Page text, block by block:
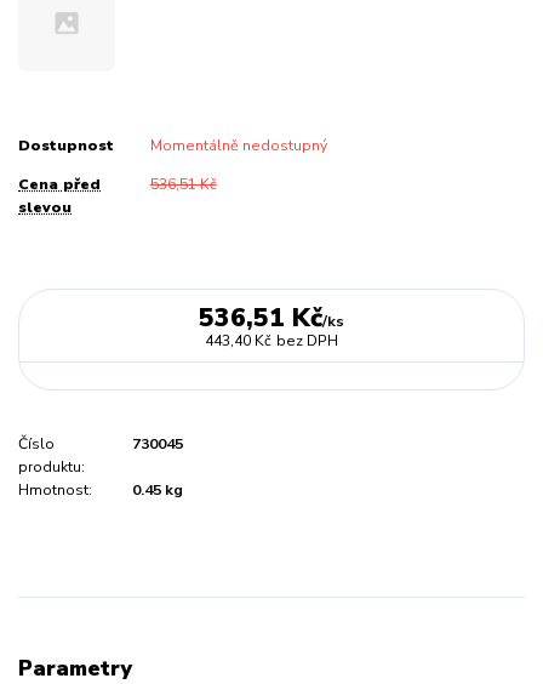
Dostupnost Momentálně nedostupný
Cena před
slevou
536,51 Kč
536,51 Kč/ks
443,40 Kč bez DPH
Číslo
produktu:
730045
Hmotnost: 0.45 kg
Parametry